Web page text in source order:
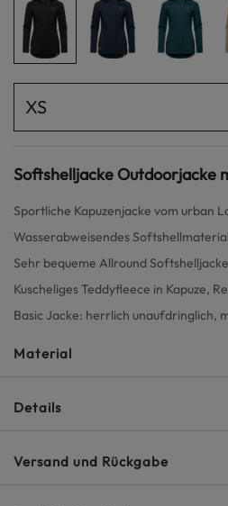
XS
Softshelljacke Outdoorjacke
Sportliche Kapuzenjacke vom urban
Wasserabweisendes
Sehr bequeme Allround
Kuscheliges Teddyfleece in Kapuze,
Basic Jacke: herrlich unaufdringlich,
Material
Details
Versand und Rückgabe